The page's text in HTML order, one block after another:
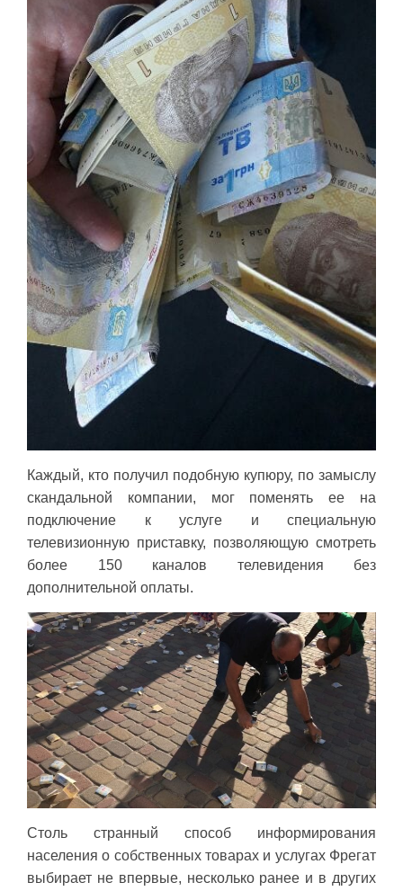
Каждый, кто получил подобную купюру, по замыслу
скандальной компании, мог поменять ее на
подключение к услуге и специальную
телевизионную приставку, позволяющую смотреть
более 150 каналов телевидения без
дополнительной оплаты.
Столь странный способ информирования
населения о собственных товарах и услугах Фрегат
выбирает не впервые, несколько ранее и в других